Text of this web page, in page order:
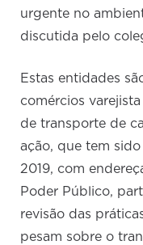
urgente no
discutida pelo
Estas entidades
comércios
de transporte de
ação, que tem
2019, com
Poder Público,
revisão das
pesam sobre o